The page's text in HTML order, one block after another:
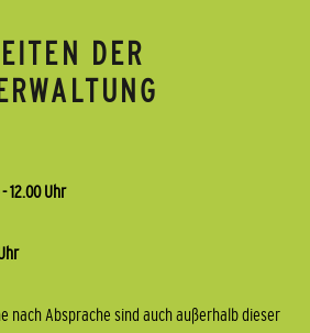
DER
12.00 Uhr
nach Absprache sind auch außerhalb dieser